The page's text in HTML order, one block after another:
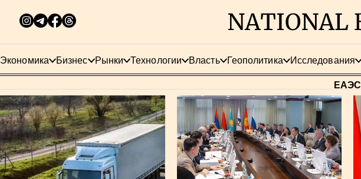
Экономика Бизнес Рынки Технологии Власть Геополитика Исследования
ЕАЭС